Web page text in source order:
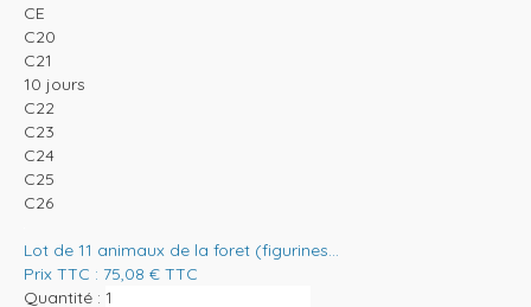
CE
C20
C21
10 jours
C22
C23
C24
C25
C26
Lot de 11 animaux de la foret (figurines...
Prix TTC : 75,08 € TTC
Quantité :